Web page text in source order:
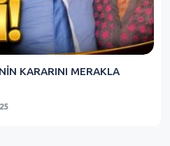
KARARINI MERAKLA
25